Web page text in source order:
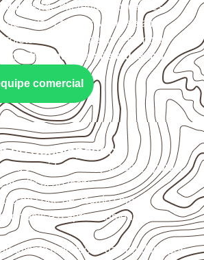
atende diferentes aplicações
que suas características sejam
A Infinity orienta a compra
medida, quantidade e destino.
comercial
no desempenho
considerando aplicação, apoios,
técnica.
de corte de acordo com as
e o aproveitamento
e proteção das bordas após